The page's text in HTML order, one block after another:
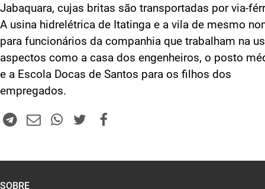
Jabaquara, cujas britas são transportadas por via-
A usina hidrelétrica de Itatinga e a vila de mesmo
para funcionários da companhia que trabalham na
aspectos como a casa dos engenheiros, o posto
e a Escola Docas de Santos para os filhos dos
empregados.
SOBRE